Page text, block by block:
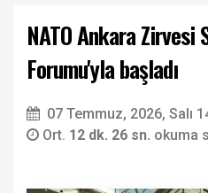
NATO Ankara Zirvesi
Forumu'yla başladı
07 Temmuz, 2026, Salı
Ort. 12 dk. 26 sn. okuma